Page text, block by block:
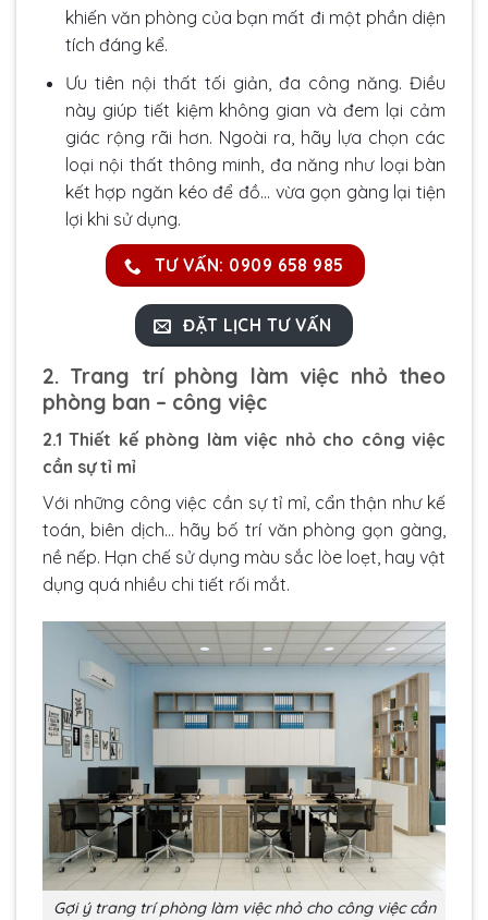
khiến văn phòng của bạn mất đi một phần diện
tích đáng kể.
Ưu tiên nội thất tối giản, đa công năng. Điều
này giúp tiết kiệm không gian và đem lại cảm
giác rộng rãi hơn. Ngoài ra, hãy lựa chọn các
loại nội thất thông minh, đa năng như loại bàn
kết hợp ngăn kéo để đồ… vừa gọn gàng lại tiện
lợi khi sử dụng.
TƯ VẤN: 0909 658 985
ĐẶT LỊCH TƯ VẤN
2. Trang trí phòng làm việc nhỏ theo
phòng ban – công việc
2.1 Thiết kế phòng làm việc nhỏ cho công việc
cần sự tỉ mỉ
Với những công việc cần sự tỉ mỉ, cẩn thận như kế
toán, biên dịch… hãy bố trí văn phòng gọn gàng,
nề nếp. Hạn chế sử dụng màu sắc lòe loẹt, hay vật
dụng quá nhiều chi tiết rối mắt.
Gợi ý trang trí phòng làm việc nhỏ cho công việc cần